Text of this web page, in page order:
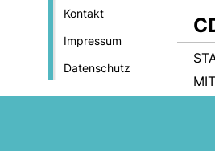
Kontakt
Impressum
Datenschutz